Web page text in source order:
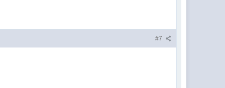
#7